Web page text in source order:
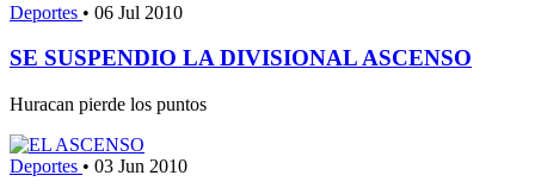
Deportes • 06 Jul 2010
SE SUSPENDIO LA DIVISIONAL ASCENSO
Huracan pierde los puntos
Deportes • 03 Jun 2010